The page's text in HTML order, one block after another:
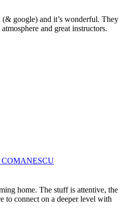
google) and it’s wonderful. They
and great instructors.
COMANESCU
home. The stuff is attentive, the
to connect on a deeper level with